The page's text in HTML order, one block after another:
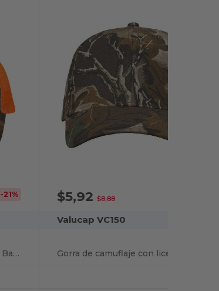
-21%
Gorra con licencia Camo Mesh Back
$5,92 $8,88
Valucap VC150
Gorra de camuflaje con licencia